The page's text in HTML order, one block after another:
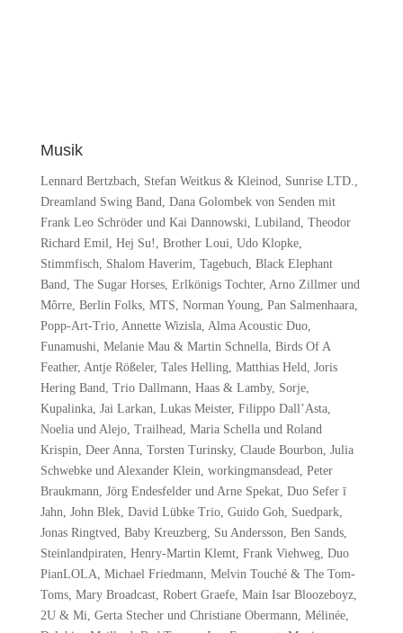
Musik
Lennard Bertzbach, Stefan Weitkus & Kleinod, Sunrise LTD.,
Dreamland Swing Band, Dana Golombek von Senden mit
Frank Leo Schröder und Kai Dannowski, Lubiland, Theodor
Richard Emil, Hej Su!, Brother Loui, Udo Klopke,
Stimmfisch, Shalom Haverim, Tagebuch, Black Elephant
Band, The Sugar Horses, Erlkönigs Tochter, Arno Zillmer und
Môrre, Berlin Folks, MTS, Norman Young, Pan Salmenhaara,
Popp-Art-Trio, Annette Wizisla, Alma Acoustic Duo,
Funamushi, Melanie Mau & Martin Schnella, Birds Of A
Feather, Antje Rößeler, Tales Helling, Matthias Held, Joris
Hering Band, Trio Dallmann, Haas & Lamby, Sorje,
Kupalinka, Jai Larkan, Lukas Meister, Filippo Dall’Asta,
Noelia und Alejo, Trailhead, Maria Schella und Roland
Krispin, Deer Anna, Torsten Turinsky, Claude Bourbon, Julia
Schwebke und Alexander Klein, workingmansdead, Peter
Braukmann, Jörg Endesfelder und Arne Spekat, Duo Sefer ī
Jahn, John Blek, David Lübke Trio, Guido Goh, Suedpark,
Jonas Ringtved, Baby Kreuzberg, Su Andersson, Ben Sands,
Steinlandpiraten, Henry-Martin Klemt, Frank Viehweg, Duo
PianLOLA, Michael Friedmann, Melvin Touché & The Tom-
Toms, Mary Broadcast, Robert Graefe, Main Isar Bloozeboyz,
2U & Mi, Gerta Stecher und Christiane Obermann, Mélinée,